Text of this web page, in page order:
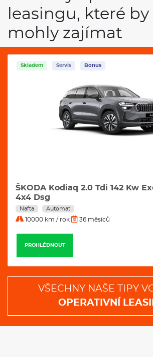
leasingu, které by
mohly zajímat
Skladem Servis Bonus
ŠKODA Kodiaq 2.0 Tdi 142 Kw
4x4 Dsg
Nafta Automat
10000 km / rok 36 měsíců
PROHLÉDNOUT
VŠECHNY NAŠE TIPY
OPERATIVNÍ